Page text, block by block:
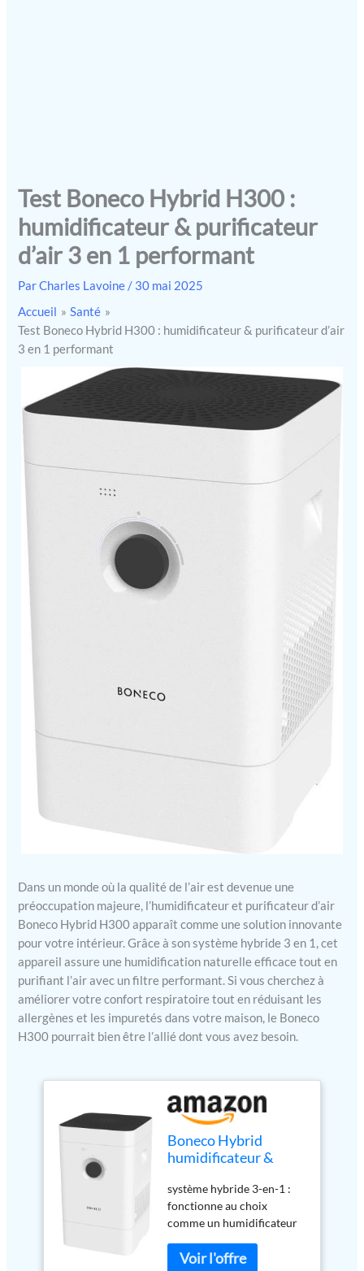
Test Boneco Hybrid H300 :
humidificateur & purificateur
d’air 3 en 1 performant
ParCharles Lavoine / 30 mai 2025
Accueil
Santé
Test Boneco Hybrid H300 : humidificateur & purificateur d’air
3 en 1 performant
Dans un monde où la qualité de l’air est devenue une
préoccupation majeure, l’humidificateur et purificateur d’air
Boneco Hybrid H300 apparaît comme une solution innovante
pour votre intérieur. Grâce à son système hybride 3 en 1, cet
appareil assure une humidification naturelle efficace tout en
purifiant l’air avec un filtre performant. Si vous cherchez à
améliorer votre confort respiratoire tout en réduisant les
allergènes et les impuretés dans votre maison, le Boneco
H300 pourrait bien être l’allié dont vous avez besoin.
Boneco Hybrid
humidificateur &
H300 - Système
Hybride 3 en 1 -
Humidification
Naturelle avec Un
Filtre performant,
système hybride 3-en-1 :
fonctionne au choix
comme un humidificateur
ou les deux humidification